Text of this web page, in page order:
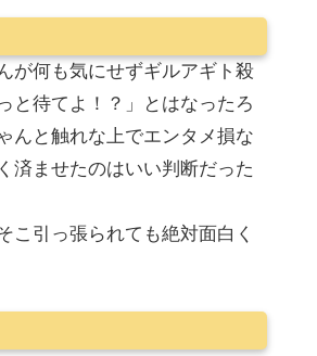
が何も気にせずギルアギト殺
と待てよ！？」とはなったろ
んと触れな上でエンタメ損な
済ませたのはいい判断だった
こ引っ張られても絶対面白く